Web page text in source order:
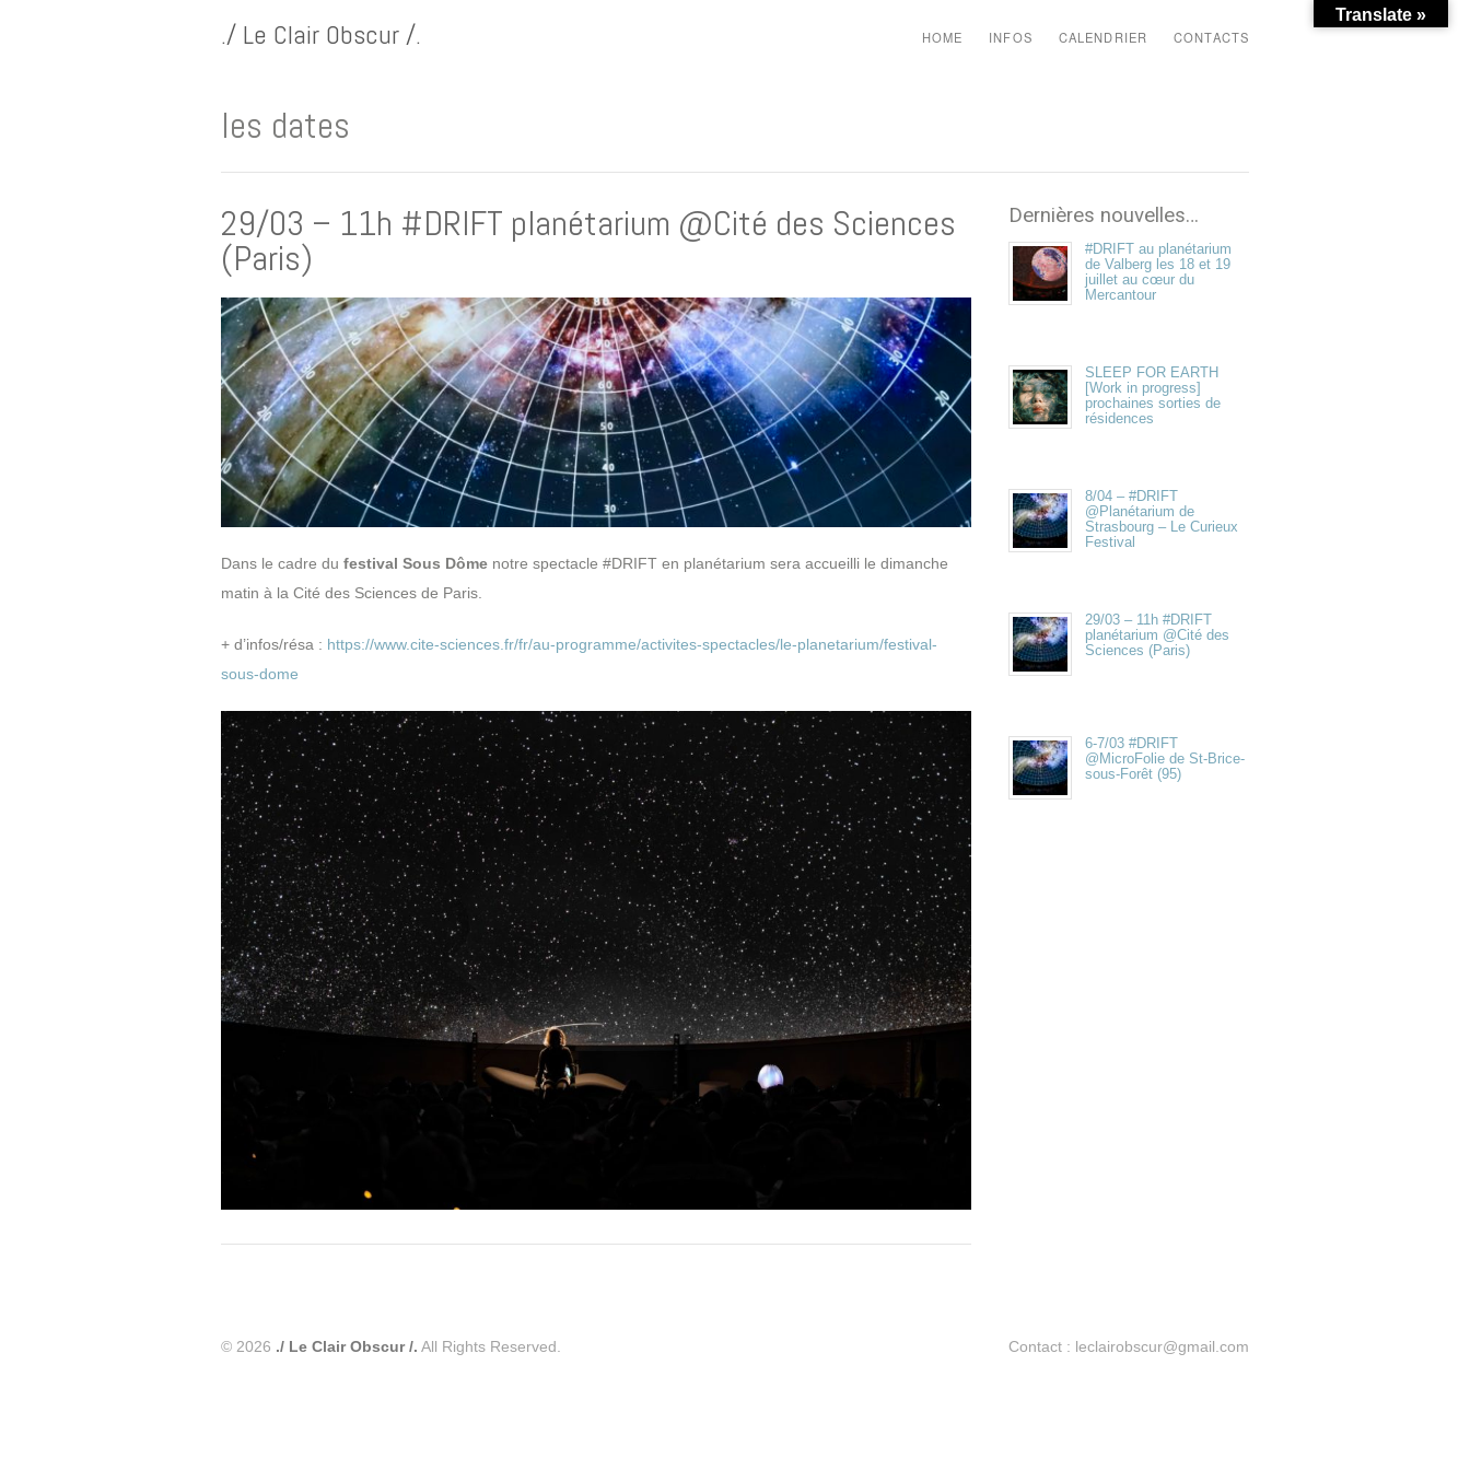
./ Le Clair Obscur /. HOME INFOS CALENDRIER CONTACTS
les dates
29/03 – 11h #DRIFT planétarium @Cité des Sciences
(Paris)
Dans le cadre du festival Sous Dôme notre spectacle #DRIFT en planétarium sera accueilli le dimanche
matin à la Cité des Sciences de Paris.
+ d’infos/résa : https://www.cite-sciences.fr/fr/au-programme/activites-spectacles/le-planetarium/festival-
sous-dome
Dernières nouvelles…
#DRIFT au planétarium
de Valberg les 18 et 19
juillet au cœur du
Mercantour
SLEEP FOR EARTH
[Work in progress]
prochaines sorties de
résidences
8/04 – #DRIFT
@Planétarium de
Strasbourg – Le Curieux
Festival
29/03 – 11h #DRIFT
planétarium @Cité des
Sciences (Paris)
6-7/03 #DRIFT
@MicroFolie de St-Brice-
sous-Forêt (95)
© 2026 ./ Le Clair Obscur /. All Rights Reserved. Contact : leclairobscur@gmail.com
Translate »